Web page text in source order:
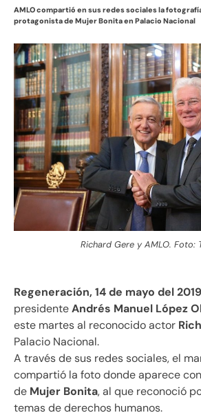
AMLO compartió en sus redes sociales la
protagonista de Mujer Bonita en Palacio Nacional
Richard Gere y AMLO. Foto:
Regeneración, 14 de mayo del 2019
presidenteAndrés Manuel López
este martes al reconocido actor
Palacio Nacional.
A través de sus redes sociales, el
compartió la foto donde aparece
de Mujer Bonita, al que reconoció
temas de derechos humanos.